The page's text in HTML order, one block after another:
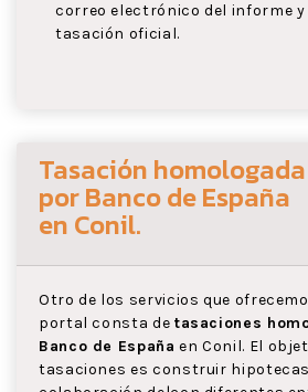
correo electrónico del informe
tasación oficial.
Tasación homologada
por Banco de España
en Conil.
Otro de los servicios que
portal consta de tasaciones
Banco de España en Conil. El
tasaciones es construir